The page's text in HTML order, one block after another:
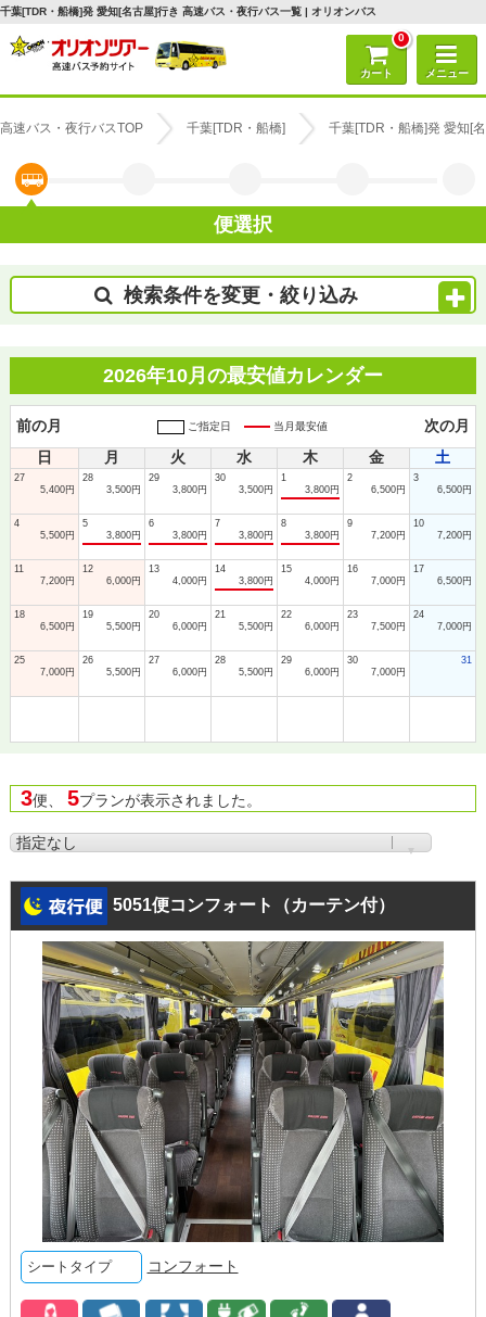
千葉[TDR・船橋]発 愛知[名古屋]行き 高速バス・夜行バス一覧 | オリオンバス
0
カート メニュー
高速バス・夜行バスTOP 千葉[TDR・船橋] 千葉[TDR・船橋]発 愛知[
便選択
検索条件を変更・絞り込み
2026年10月の最安値カレンダー
前の月 ご指定日 当月最安値
次の月
日
月 火 水 木 金 土
27
5,400円
28
3,500円
29
3,800円
30
3,500円
1
3,800円
2
6,500円
3
6,500円
4
5,500円
5
3,800円
6
3,800円
7
3,800円
8
3,800円
9
7,200円
10
7,200円
11
7,200円
12
6,000円
13
4,000円
14
3,800円
15
4,000円
16
7,000円
17
6,500円
18
6,500円
19
5,500円
20
6,000円
21
5,500円
22
6,000円
23
7,500円
24
7,000円
25
7,000円
26
5,500円
27
6,000円
28
5,500円
29
6,000円
30
7,000円
31
3便、 5プランが表示されました。
5051便コンフォート（カーテン付）
シートタイプ コンフォート